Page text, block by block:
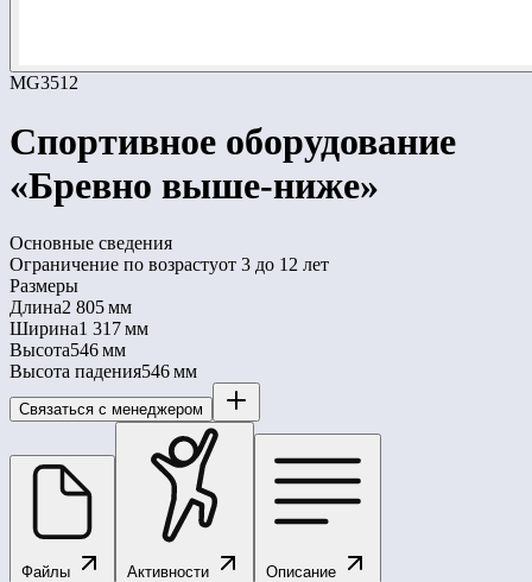
MG3512
Спортивное оборудование
«Бревно выше-ниже»
Основные сведения
Ограничение по возрастуот 3 до 12 лет
Размеры
Длина2 805 мм
Ширина1 317 мм
Высота546 мм
Высота падения546 мм
Связаться с менеджером
Файлы Активности Описание